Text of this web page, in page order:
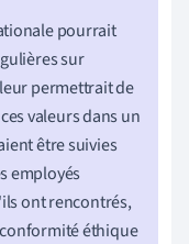
pourrait
sur
permettrait de
valeurs dans un
être suivies
employés
ont rencontrés,
éthique